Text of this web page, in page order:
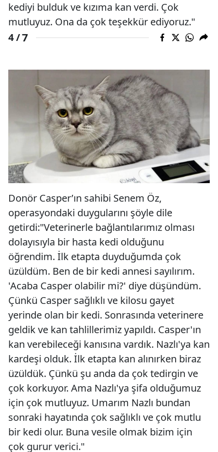
kediyi bulduk ve kızıma kan verdi. Çok
mutluyuz. Ona da çok teşekkür ediyoruz."
4 /7
Donör Casper’ın sahibi Senem Öz,
operasyondaki duygularını şöyle dile
getirdi:"Veterinerle bağlantılarımız olması
dolayısıyla bir hasta kedi olduğunu
öğrendim. İlk etapta duyduğumda çok
üzüldüm. Ben de bir kedi annesi sayılırım.
'Acaba Casper olabilir mi?' diye düşündüm.
Çünkü Casper sağlıklı ve kilosu gayet
yerinde olan bir kedi. Sonrasında veterinere
geldik ve kan tahlillerimiz yapıldı. Casper'ın
kan verebileceği kanısına vardık. Nazlı'ya kan
kardeşi olduk. İlk etapta kan alınırken biraz
üzüldük. Çünkü şu anda da çok tedirgin ve
çok korkuyor. Ama Nazlı'ya şifa olduğumuz
için çok mutluyuz. Umarım Nazlı bundan
sonraki hayatında çok sağlıklı ve çok mutlu
bir kedi olur. Buna vesile olmak bizim için
çok gurur verici."